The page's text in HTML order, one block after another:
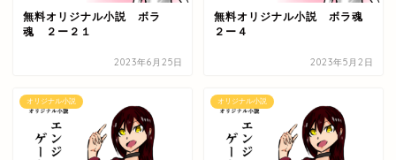
無料オリジナル小説 ボラ
魂 ２ー２１
2023年6月25日
無料オリジナル小説 ボラ魂
２ー４
2023年5月2日
オリジナル小説 オリジナル小説